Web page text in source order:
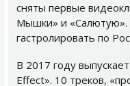
сняты первые
Мышки» и «Салютую».
гастролировать по
В 2017 году
Effect». 10 треков,